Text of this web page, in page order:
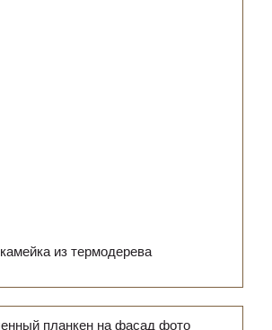
из термодерева